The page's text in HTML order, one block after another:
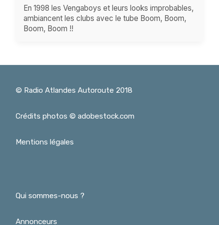
En 1998 les Vengaboys et leurs looks improbables,
ambiancent les clubs avec le tube Boom, Boom,
Boom, Boom !!
© Radio Atlandes Autoroute 2018
Crédits photos © adobestock.com
Mentions légales
Qui sommes-nous ?
Annonceurs